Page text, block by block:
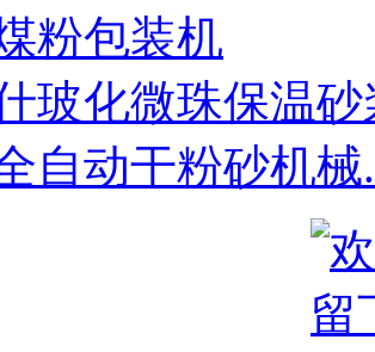
粉包装机
玻化微珠保温砂
自动干粉砂机械